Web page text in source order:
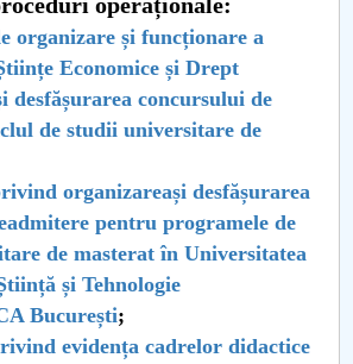
Facultăți
- ADMITERE
organizare și funcționare a
Economice și Drept
desfășurarea concursului de
de studii universitare de
organizareași desfășurarea
pentru programele de
de masterat în Universitatea
și Tehnologie
București;
evidența cadrelor didactice